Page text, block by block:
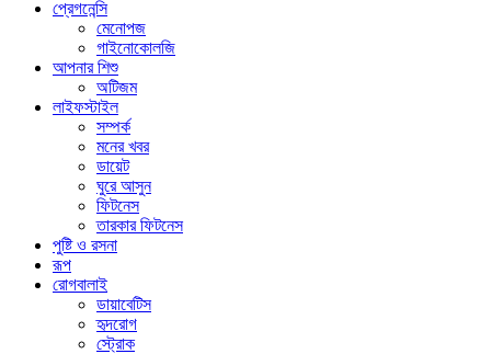
প্রেগনেন্সি
মেনোপজ
গাইনোকোলজি
আপনার শিশু
অটিজম
লাইফস্টাইল
সম্পর্ক
মনের খবর
ডায়েট
ঘুরে আসুন
ফিটনেস
তারকার ফিটনেস
পুষ্টি ও রসনা
রূপ
রোগবালাই
ডায়াবেটিস
হৃদরোগ
স্ট্রোক